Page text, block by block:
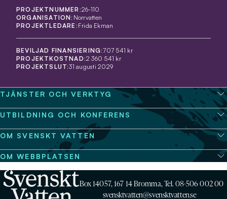
PROJEKTNUMMER:26-110
ORGANISATION: Norrvatten
PROJEKTLEDARE: Frida Ekman
BEVILJAD FINANSIERING:707 541 kr
PROJEKTKOSTNAD:2 360 541 kr
PROJEKTSLUT:31 augusti 2029
TJÄNSTER OCH VERKTYG
UTBILDNING OCH KONFERENS
OM SVENSKT VATTEN
OM WEBBPLATSEN
Box 14057, 167 14 Bromma, Tel. 08-506 002 00
svensktvatten@svensktvatten.se